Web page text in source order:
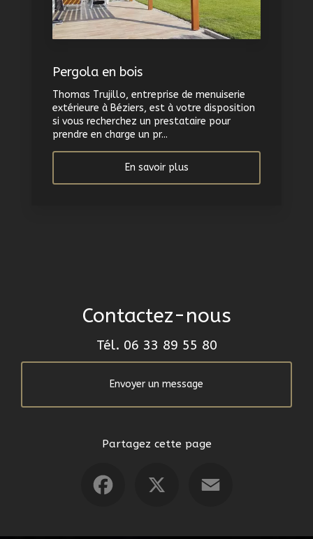
Pergola en bois
Thomas Trujillo, entreprise de menuiserie
extérieure à Béziers, est à votre disposition
si vous recherchez un prestataire pour
prendre en charge un pr...
En savoir plus
Contactez-nous
Tél. 06 33 89 55 80
Envoyer un message
Partagez cette page